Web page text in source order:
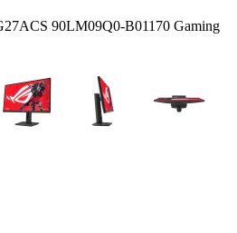
90LM09Q0-B01170 Gaming